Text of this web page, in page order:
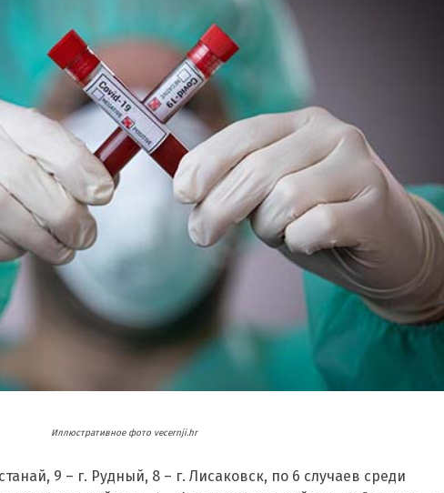
Иллюстративное фото vecernji.hr
9 – г. Рудный, 8 – г. Лисаковск, по 6 случаев среди